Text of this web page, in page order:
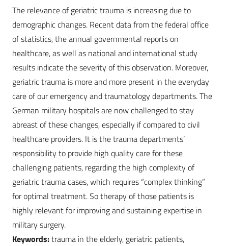
The relevance of geriatric trauma is increasing due to
demographic changes. Recent data from the federal office
of statistics, the annual governmental reports on
healthcare, as well as national and international study
results indicate the severity of this observation. Moreover,
geriatric trauma is more and more present in the everyday
care of our emergency and traumatology departments. The
German military hospitals are now challenged to stay
abreast of these changes, especially if compared to civil
healthcare providers. It is the trauma departments’
responsibility to provide high quality care for these
challenging patients, regarding the high complexity of
geriatric trauma cases, which requires “complex thinking”
for optimal treatment. So therapy of those patients is
highly relevant for improving and sustaining expertise in
military surgery.
Keywords:trauma in the elderly, geriatric patients,